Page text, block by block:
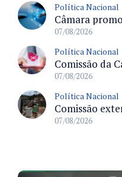
Política Nacional
07/08/2026
Política Nacional
07/08/2026
Política Nacional
07/08/2026